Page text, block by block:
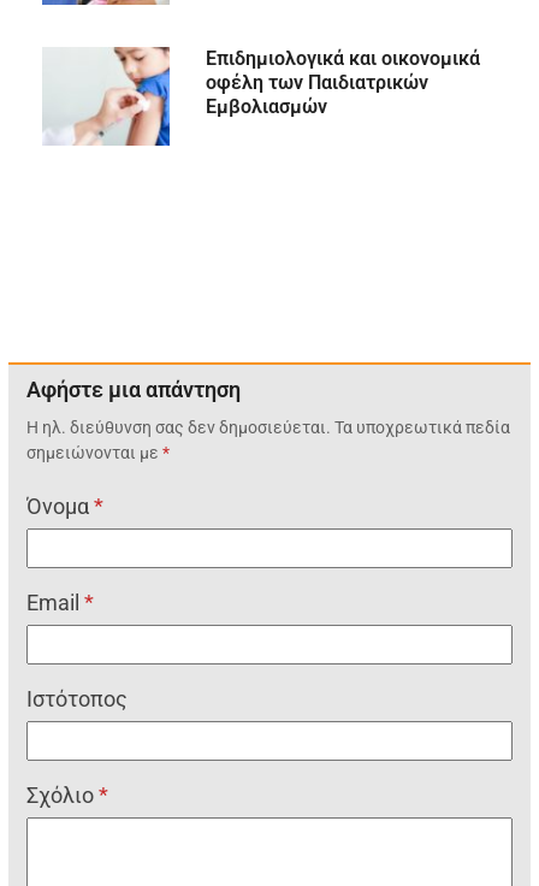
Επιδημιολογικά και οικονομικά
οφέλη των Παιδιατρικών
Εμβολιασμών
Αφήστε μια απάντηση
Η ηλ. διεύθυνση σας δεν δημοσιεύεται. Τα υποχρεωτικά πεδία
σημειώνονται με*
Όνομα*
Email*
Ιστότοπος
Σχόλιο*